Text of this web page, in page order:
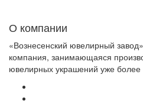
О компании
«Вознесенский ювелирный
компания, занимающаяся
ювелирных украшений уже более